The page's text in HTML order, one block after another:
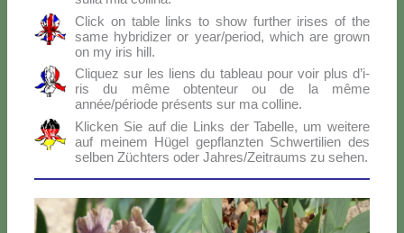
Click on ta­ble links to show fur­ther iri­ses of the
sa­me hy­bri­di­zer or year/period, which are gro­wn
on my iris hill.
Cli­quez sur les liens du ta­bleau pour voir plus d’i­
ris du mê­me ob­ten­teur ou de la mê­me
année/période pré­sen­ts sur ma col­li­ne.
Klic­ken Sie auf die Links der Ta­bel­le, um wei­te­re
auf mei­nem Hü­gel ge­p­flanz­ten Sch­wer­ti­lien des
sel­ben Zü­ch­ters oder Jahres/Zeitraums zu se­hen.